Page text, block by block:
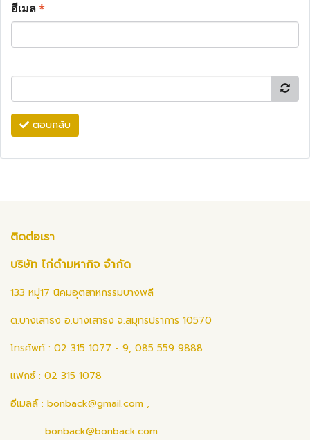
อีเมล*
ตอบกลับ
ติดต่อเรา
บริษัท ไก่ดำมหากิจ จำกัด
133 หมู่17 นิคมอุตสาหกรรมบางพลี
ต.บางเสาธง อ.บางเสาธง จ.สมุทรปราการ 10570
โทรศัพท์ : 02 315 1077 - 9, 085 559 9888
แฟกซ์ : 02 315 1078
อีเมลล์ : bonback@gmail.com ,
bonback@bonback.com